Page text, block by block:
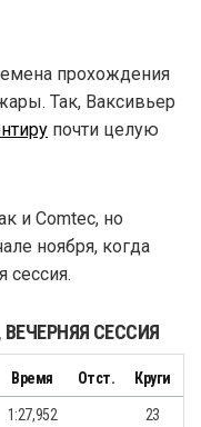
прохождения
Так, Ваксивьер
почти целую
и Comtec, но
ноября, когда
сессия.
ВЕЧЕРНЯЯ СЕССИЯ
Время Отст. Круги
1:27,952 23